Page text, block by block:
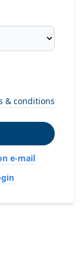
& conditions
e-mail